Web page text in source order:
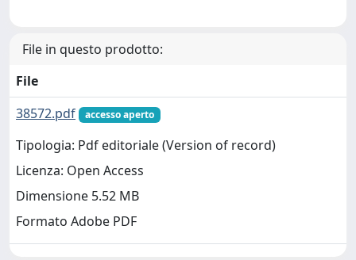
File in questo prodotto:
File
38572.pdf
accesso aperto
Tipologia: Pdf editoriale (Version of record)
Licenza: Open Access
Dimensione 5.52 MB
Formato Adobe PDF